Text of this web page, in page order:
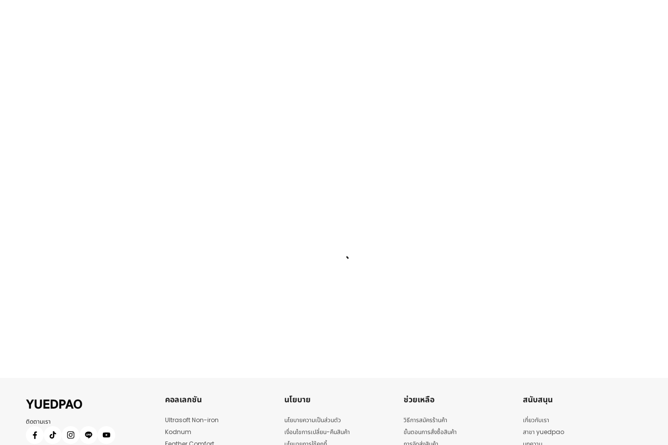
ติดตามเรา
คอลเลกชัน
Ultrasoft Non-iron
Kodnum
นโยบาย
นโยบายความเป็นส่วนตัว
เงื่อนไขการเปลี่ยน-คืนสินค้า
ช่วยเหลือ
วิธีการสมัครร้านค้า
ขั้นตอนการสั่งซื้อสินค้า
สนับสนุน
เกี่ยวกับเรา
สาขา yuedpao